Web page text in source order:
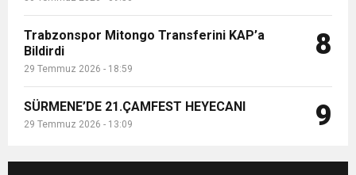
Trabzonspor Mitongo Transferini KAP’a
Bildirdi
29 Temmuz 2026 - 18:59
8
SÜRMENE’DE 21.ÇAMFEST HEYECANI
29 Temmuz 2026 - 13:09 9